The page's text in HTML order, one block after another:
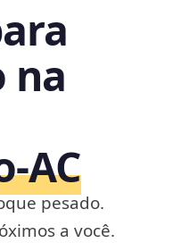
na
pesado.
a você.